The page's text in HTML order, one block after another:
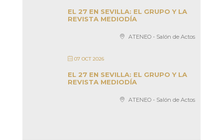
EL 27 EN SEVILLA: EL GRUPO Y LA
REVISTA MEDIODÍA
ATENEO - Salón de Actos
07 OCT 2026
EL 27 EN SEVILLA: EL GRUPO Y LA
REVISTA MEDIODÍA
ATENEO - Salón de Actos